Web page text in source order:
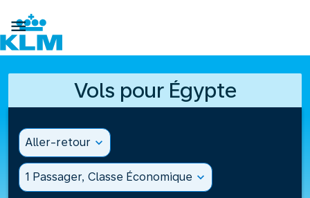

Vols pour Égypte
Aller-retour expand_more
1 Passager, Classe Économique expand_more